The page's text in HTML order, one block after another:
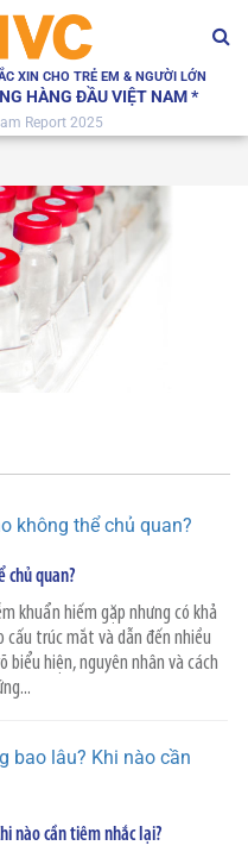
XIN CHO TRẺ EM & NGƯỜI LỚN
HÀNG ĐẦU VIỆT NAM *
Report 2025
chủ quan?
khuẩn hiếm gặp nhưng có khả
trúc mắt và dẫn đến nhiều
biểu hiện, nguyên nhân và cách
nào cần tiêm nhắc lại?